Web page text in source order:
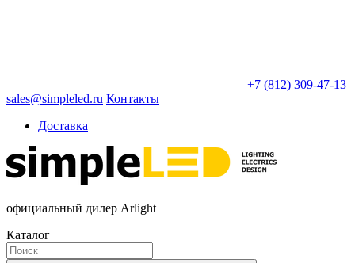
+7 (812) 309-47-13
sales@simpleled.ru Контакты
Доставка
официальный дилер Arlight
Каталог